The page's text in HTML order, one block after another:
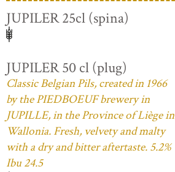
JUPILER 25cl (spina)
JUPILER 50 cl (plug)
Classic Belgian Pils, created in 1966
by the PIEDBOEUF brewery in
JUPILLE, in the Province of Liège in
Wallonia. Fresh, velvety and malty
with a dry and bitter aftertaste. 5.2%
Ibu 24.5